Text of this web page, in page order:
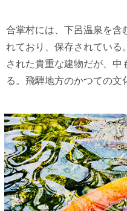
合掌村には、下呂温泉を含
れており、保存されている
された貴重な建物だが、中
る。飛騨地方のかつての文